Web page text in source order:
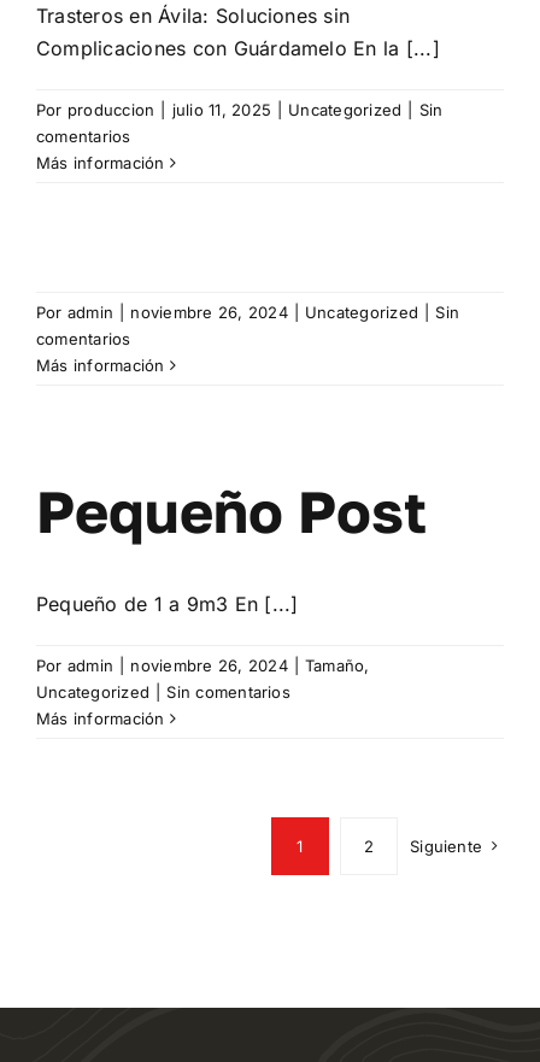
Trasteros en Ávila: Soluciones sin
Complicaciones con Guárdamelo En la [...]
Por produccion julio 11, 2025 Uncategorized
Sin
comentarios
Más información
Por admin noviembre 26, 2024 Uncategorized
Sin
comentarios
Más información
Pequeño Post
Pequeño de 1 a 9m3 En [...]
Por admin noviembre 26, 2024 Tamaño,
Uncategorized
Sin comentarios
Más información
1 2 Siguiente